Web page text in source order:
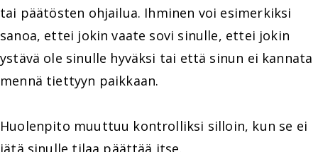
tai päätösten ohjailua. Ihminen voi esimerkiksi
sanoa, ettei jokin vaate sovi sinulle, ettei jokin
ystävä ole sinulle hyväksi tai että sinun ei kannata
mennä tiettyyn paikkaan.
Huolenpito muuttuu kontrolliksi silloin, kun se ei